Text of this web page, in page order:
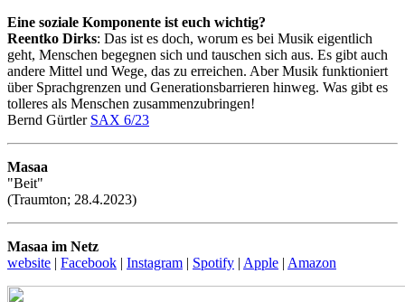
Eine soziale Komponente ist euch wichtig?
Reentko Dirks: Das ist es doch, worum es bei Musik eigentlich
geht, Menschen begegnen sich und tauschen sich aus. Es gibt auch
andere Mittel und Wege, das zu erreichen. Aber Musik funktioniert
über Sprachgrenzen und Generationsbarrieren hinweg. Was gibt es
tolleres als Menschen zusammenzubringen!
Bernd Gürtler SAX 6/23
Masaa
"Beit"
(Traumton; 28.4.2023)
Masaa im Netz
website | Facebook | Instagram | Spotify | Apple | Amazon